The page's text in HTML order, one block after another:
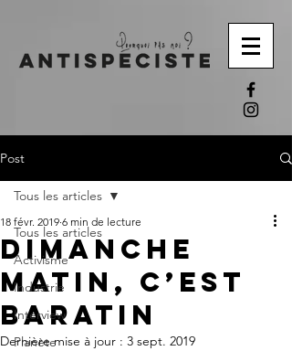
Post
Tous les articles
Activisme
Industrie
Interview
Planète
Tous les articles
Dimanche
matin, c’est
baratin
18 févr. 2019 6 min de lecture
Dernière mise à jour : 3 sept. 2019